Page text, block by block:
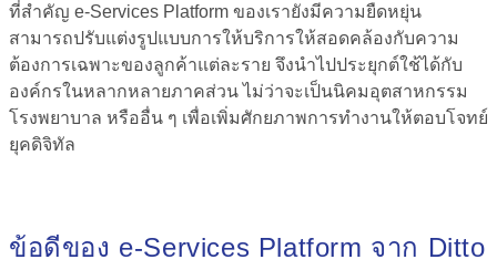
ที่สำคัญ e-Services Platform ของเรายังมีความยืดหยุ่น
สามารถปรับแต่งรูปแบบการให้บริการให้สอดคล้องกับความ
ต้องการเฉพาะของลูกค้าแต่ละราย จึงนำไปประยุกต์ใช้ได้กับ
องค์กรในหลากหลายภาคส่วน ไม่ว่าจะเป็นนิคมอุตสาหกรรม
โรงพยาบาล หรืออื่น ๆ เพื่อเพิ่มศักยภาพการทำงานให้ตอบโจทย์
ยุคดิจิทัล
ข้อดีของ e-Services Platform จาก Ditto